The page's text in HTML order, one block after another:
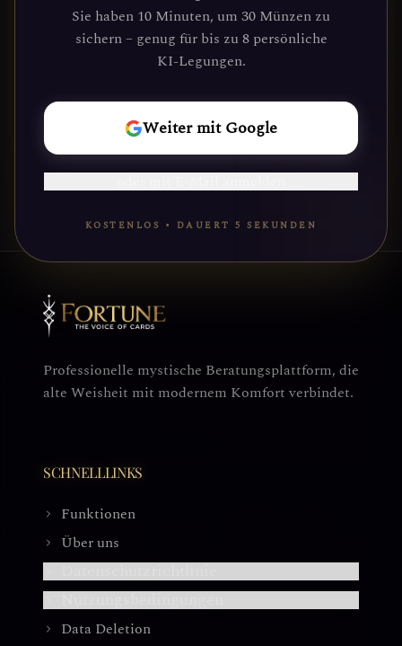
Sie haben 10 Minuten, um 30 Münzen zu
sichern – genug für bis zu 8 persönliche
KI-Legungen.
Weiter mit Google
KOSTENLOS • DAUERT 5 SEKUNDEN
Führung durch unsere Plattform
gefunden haben. Deine kosmische Reise
wartet.
REISE
BEGINNEN
Professionelle mystische Beratungsplattform, die
alte Weisheit mit modernem Komfort verbindet.
SCHNELLLINKS
Funktionen
Über uns
Data Deletion